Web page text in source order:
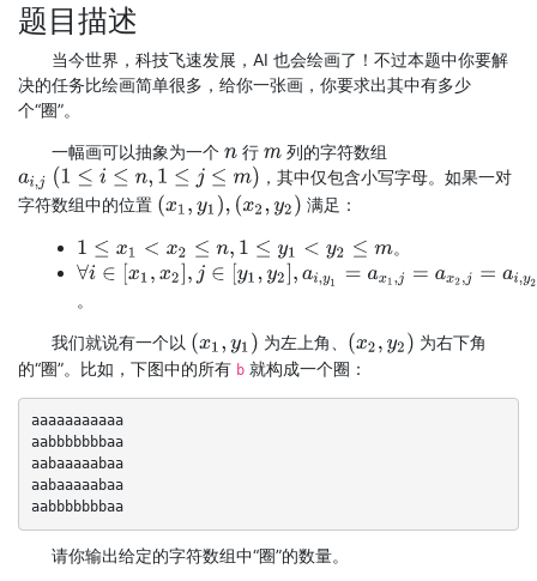
题目描述
当今世界，科技飞速发展，AI 也会绘画了！不过本题中你要解
决的任务比绘画简单很多，给你一张画，你要求出其中有多少
个“圈”。
一幅画可以抽象为一个 n行 m 列的字符数组
ai, ( 1 ≤ ≤n 1≤j≤ m)
，其中仅包含小写字母。如果一对
字符数组中的位置 (x1, y 1), (x 2,y2 ) 满足：
1≤x1 <x ≤n ,1≤ 1< y2 ≤m
。
∀i∈[x 1,x2] ,j∈ y 1 y2 ,ai y1= ax1, = x2 j=ai y 2
。
我们就说有一个以 (x1, y 1) 为左上角、 (x2,y 2)
为右下角
的“圈”。比如，下图中的所有 b 就构成一个圈：
aaaaaaaaaaa
aabbbbbbbaa
aabaaaaabaa
aabaaaaabaa
aabbbbbbbaa
请你输出给定的字符数组中“圈”的数量。